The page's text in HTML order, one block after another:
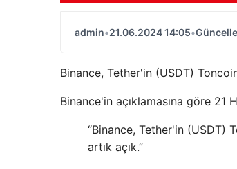
admin•21.06.2024 14:05•
Binance, Tether'in (USDT)
Binance'in açıklamasına göre 21
“Binance, Tether'in (USDT)
artık açık.”